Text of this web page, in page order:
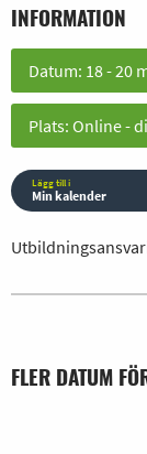
INFORMATION
Datum: 18 - 20
Plats: Online -
Lägg till i
Min kalender
FLER DATUM